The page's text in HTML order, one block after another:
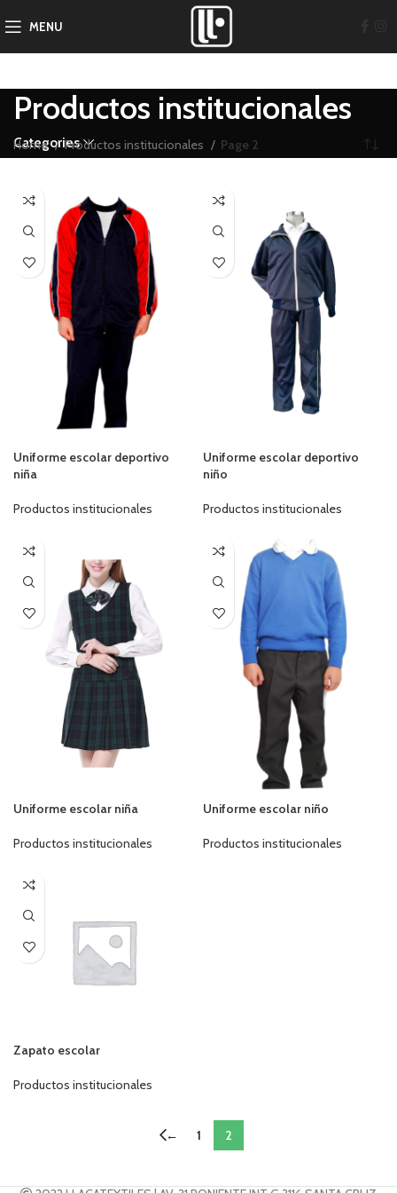
MENU
Productos institucionales
Categories
Home Productos institucionales Page 2
Uniforme escolar deportivo
niña
Productos institucionales
Uniforme escolar deportivo
niño
Productos institucionales
Uniforme escolar niña
Productos institucionales
Uniforme escolar niño
Productos institucionales
Zapato escolar
Productos institucionales
← 1 2